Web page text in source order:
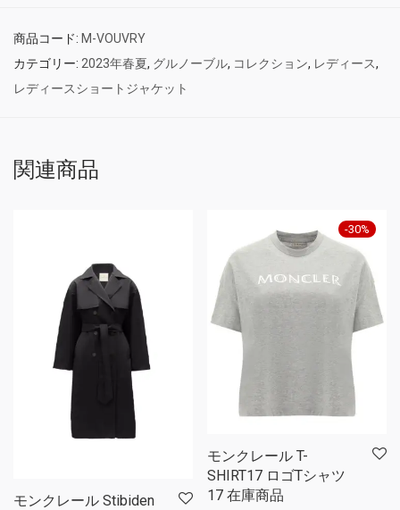
商品コード: M-VOUVRY
カテゴリー: 2023年春夏, グルノーブル, コレクション, レディース,
レディースショートジャケット
関連商品
モンクレール Stibiden
-30%
モンクレール T-
SHIRT17 ロゴTシャツ
17 在庫商品